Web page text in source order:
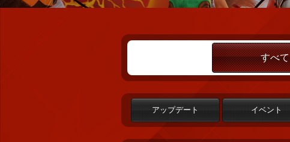
すべて
アップデート イベント